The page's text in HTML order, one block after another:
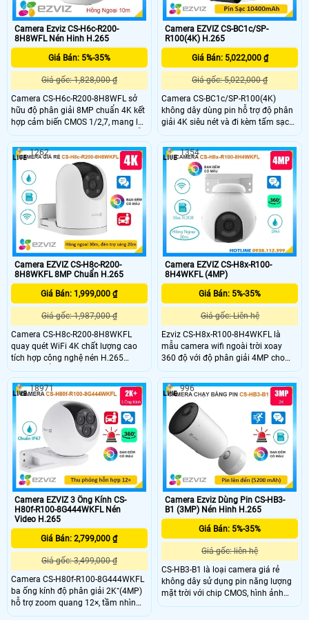
Camera Ezviz CS-H6c-R200-
8H8WFL Nén Hinh H.265
Giá Bán: 5%-35%
Giá gốc: 1,828,000 ₫
Camera CS-H6c-R200-8H8WFL sở
hữu độ phân giải 8MP chuẩn 4K kết
hợp cảm biến CMOS 1/2,7, mang lại
hình ảnh sắc nét, chi tiết cả ngày lẫn
đêm. Góc nhìn rộng với ống kính
4mm @ F1.6, bao phủ 87° ngang,
53° dọc, phù hợp giám sát không
gian lớn, hạn chế điểm mù hiệu quả.
Camera EZVIZ CS-BC1c/SP-
R100(4K) H.265
Giá Bán: 5,022,000 ₫
Giá gốc: 5,022,000 ₫
Camera CS-BC1c/SP-R100(4K)
không dây dùng pin hỗ trợ độ phân
giải 4K siêu nét và đi kèm tấm sạc
năng lượng mặt trời tiện lợi. Camera
tích hợp công nghệ nén H.265 phát
hiện thông minh, đàm thoại 2 chiều
cùng hồng ngoại và đèn trợ sáng
tầm xa 15m. Thiết kế chuẩn IP65
giúp camera hoạt động bền bỉ trong
mọi điều kiện thời tiết
Camera EZVIZ CS-H8c-R200-
8H8WKFL 8MP Chuẩn H.265
Giá Bán: 1,999,000 ₫
Giá gốc: 1,987,000 ₫
Camera CS-H8c-R200-8H8WKFL
quay quét WiFi 4K chất lượng cao
tích hợp công nghệ nén H.265
camera nổi bật với khả năng phát
hiện người, phương tiện, theo dõi
chuyển động thông minh và cảnh
báo hiệu quả bằng còi, đèn chớp.
Với hồng ngoại 30m, đèn trợ sáng
20m, đàm thoại 2 chiều và tiêu
chuẩn IP65, đây là lựa chọn lý tưởng
cho việc giám sát an ninh
1262
Camera EZVIZ CS-H8x-R100-
8H4WKFL (4MP)
Giá Bán: 5%-35%
Giá gốc: Liên hệ
Ezviz CS-H8x-R100-8H4WKFL là
mẫu camera wifi ngoài trời xoay
360 độ với độ phân giải 4MP cho
chất lượng hình ảnh sắc nét.
Camera hỗ trợ các tính năng nổi bật
như phát hiện người và phương tiện
công nghệ AI độ chính xác cao, thu
phóng tự động theo dõi chuyển
động, quan sát ban đêm có màu
giúp bảo vệ an ninh tối ưu.
1354
Camera EZVIZ 3 Ống Kính CS-
H80f-R100-8G444WKFL Nén
Video H.265
Giá Bán: 2,799,000 ₫
Giá gốc: 3,499,000 ₫
Camera CS-H80f-R100-8G444WKFL
ba ống kính độ phân giải 2K⁺(4MP)
hỗ trợ zoom quang 12×, tầm nhìn
hồng ngoại 30m và có màu ban
18971
Camera Ezviz Dùng Pin CS-HB3-
B1 (3MP) Nén Hinh H.265
Giá Bán: 5%-35%
Giá gốc: liên hệ
CS-HB3-B1 là loại camera giá rẻ
không dây sử dụng pin năng lượng
mặt trời với chip CMOS, hình ảnh
sinh động và khả năng xem ban
996